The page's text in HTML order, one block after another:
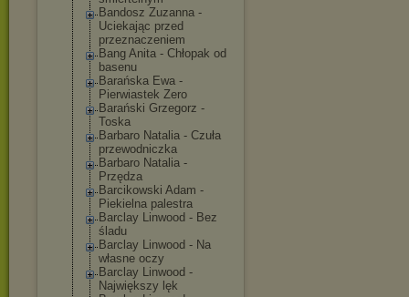
Bandosz Zuzanna -
Uciekając przed
przeznaczeniem
Bang Anita - Chłopak od
basenu
Barańska Ewa -
Pierwiastek Zero
Barański Grzegorz -
Toska
Barbaro Natalia - Czuła
przewodniczka
Barbaro Natalia -
Przędza
Barcikowski Adam -
Piekielna palestra
Barclay Linwood - Bez
śladu
Barclay Linwood - Na
własne oczy
Barclay Linwood -
Największy lęk